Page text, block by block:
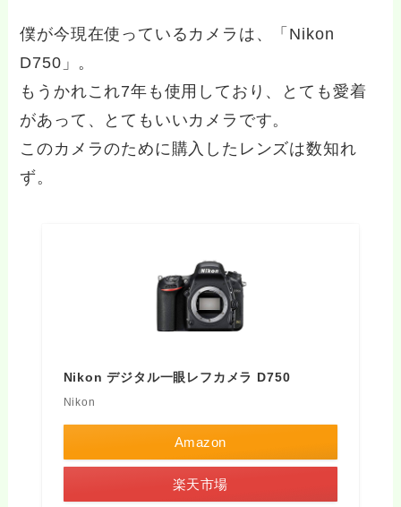
僕が今現在使っているカメラは、「Nikon
D750」。
もうかれこれ7年も使用しており、とても愛着
があって、とてもいいカメラです。
このカメラのために購入したレンズは数知れ
ず。
Nikon デジタル一眼レフカメラ D750
Nikon
Amazon
楽天市場